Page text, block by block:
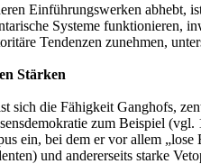
Einführungswerken abhebt,
Systeme funktionieren,
Tendenzen zunehmen,
Stärken
sich die Fähigkeit Ganghofs,
zum Beispiel
ein, bei dem er vor allem
und andererseits starke